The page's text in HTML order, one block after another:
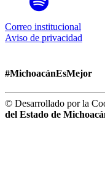
Correo institucional
Aviso de privacidad
#MichoacánEsMejor
© Desarrollado por la
del Estado de